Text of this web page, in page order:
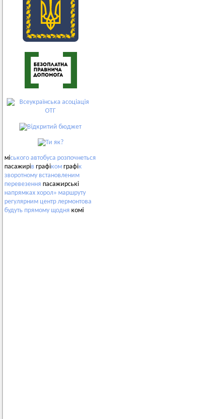
міського автобуса розпочнеться
пасажирів графіком графік
зворотному встановленим
перевезення пасажирські
напрямках хорол» маршруту
регулярним центр лермонтова
будуть прямому щодня комі